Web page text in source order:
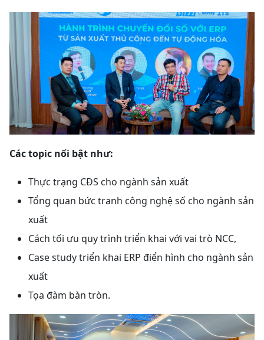
Các topic nổi bật như:
Thực trạng CĐS cho ngành sản xuất
Tổng quan bức tranh công nghệ số cho ngành sản
xuất
Cách tối ưu quy trình triển khai với vai trò NCC,
Case study triển khai ERP điển hình cho ngành sản
xuất
Tọa đàm bàn tròn.